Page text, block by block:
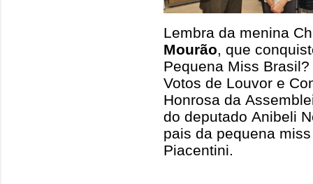
Lembra da menina
Mourão, que
Pequena Miss
Votos de Louvor e
Honrosa da
do deputado Anibeli
pais da pequena
Piacentini.